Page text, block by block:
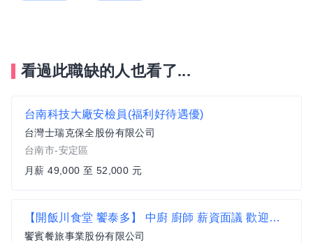
看過此職缺的人也看了...
台南科技大廠安檢員(福利好待遇優)
台灣士瑞克保全股份有限公司
台南市-安定區
月薪 49,000 至 52,000 元
【開飯川食堂 饗泰多】 中廚 廚師 薪資面議 歡迎相關經驗者來挑戰【宜蘭市】
饗賓餐旅事業股份有限公司